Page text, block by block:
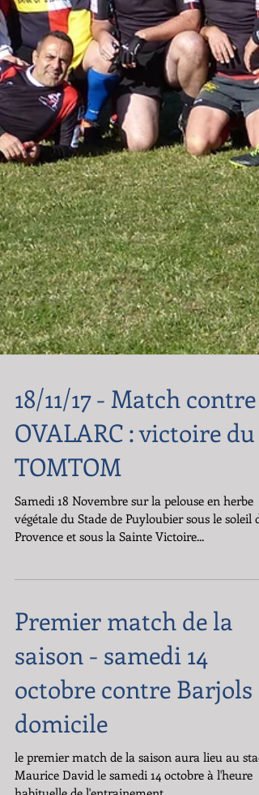
18/11/17 - Match contre
OVALARC : victoire du
TOMTOM
Samedi 18 Novembre sur la pelouse en herbe
Premier match de la
saison - samedi 14
octobre contre Barjols à
domicile
le premier match de la saison aura lieu au